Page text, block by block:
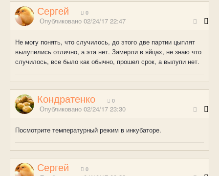
Сергей 0
Опубликовано 02/24/17 22:47
Не могу понять, что случилось, до этого две партии цыплят
вылупились отлично, а эта нет. Замерли в яйцах, не знаю что
случилось, все было как обычно, прошел срок, а вылупи нет.
Кондратенко 0
Опубликовано 02/24/17 23:30
Посмотрите температурный режим в инкубаторе.
Сергей 0